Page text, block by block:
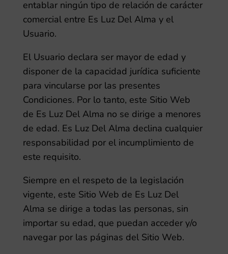
entablar ningún tipo de relación de carácter
comercial entre Es Luz Del Alma y el
Usuario.
El Usuario declara ser mayor de edad y
disponer de la capacidad jurídica suficiente
para vincularse por las presentes
Condiciones. Por lo tanto, este Sitio Web
de Es Luz Del Alma no se dirige a menores
de edad. Es Luz Del Alma declina cualquier
responsabilidad por el incumplimiento de
este requisito.
Siempre en el respeto de la legislación
vigente, este Sitio Web de Es Luz Del
Alma se dirige a todas las personas, sin
importar su edad, que puedan acceder y/o
navegar por las páginas del Sitio Web.